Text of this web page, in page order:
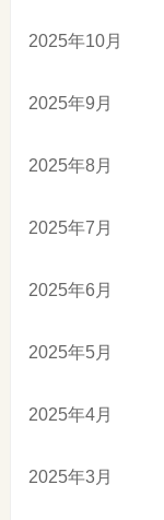
2025年10月
2025年9月
2025年8月
2025年7月
2025年6月
2025年5月
2025年4月
2025年3月